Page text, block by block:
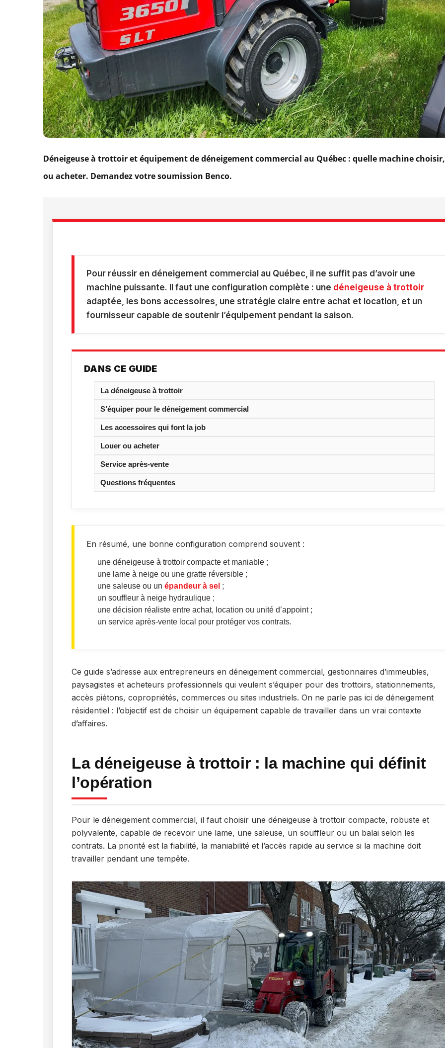
Déneigeuse à trottoir et équipement de déneigement commercial au Québec : quelle machine
ou acheter. Demandez votre soumission Benco.
Pour réussir en déneigement commercial au Québec, il ne suffit pas d’avoir une
machine puissante. Il faut une configuration complète : une déneigeuse à trottoir
adaptée, les bons accessoires, une stratégie claire entre achat et location, et un
fournisseur capable de soutenir l’équipement pendant la saison.
DANS CE GUIDE
La déneigeuse à trottoir
S’équiper pour le déneigement commercial
Les accessoires qui font la job
Louer ou acheter
Service après-vente
Questions fréquentes
En résumé, une bonne configuration comprend souvent :
une déneigeuse à trottoir compacte et maniable ;
une lame à neige ou une gratte réversible ;
une saleuse ou un épandeur à sel ;
un souffleur à neige hydraulique ;
une décision réaliste entre achat, location ou unité d’appoint ;
un service après-vente local pour protéger vos contrats.
Ce guide s’adresse aux entrepreneurs en déneigement commercial, gestionnaires d’immeubles,
paysagistes et acheteurs professionnels qui veulent s’équiper pour des trottoirs, stationnements,
accès piétons, copropriétés, commerces ou sites industriels. On ne parle pas ici de déneigement
résidentiel : l’objectif est de choisir un équipement capable de travailler dans un vrai contexte
d’affaires.
La déneigeuse à trottoir : la machine qui définit
l’opération
Pour le déneigement commercial, il faut choisir une déneigeuse à trottoir compacte, robuste et
polyvalente, capable de recevoir une lame, une saleuse, un souffleur ou un balai selon les
contrats. La priorité est la fiabilité, la maniabilité et l’accès rapide au service si la machine doit
travailler pendant une tempête.